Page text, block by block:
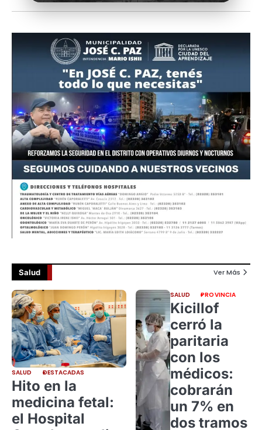
Salud Ver Más
SALUD DESTACADAS
Hito en la
medicina fetal:
el Hospital
SALUD PROVINCIA
Kicillof
cerró la
paritaria
con los
médicos:
cobrarán
un 7% en
dos tramos